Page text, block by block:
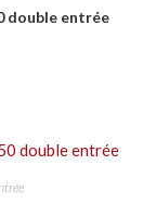
double entrée